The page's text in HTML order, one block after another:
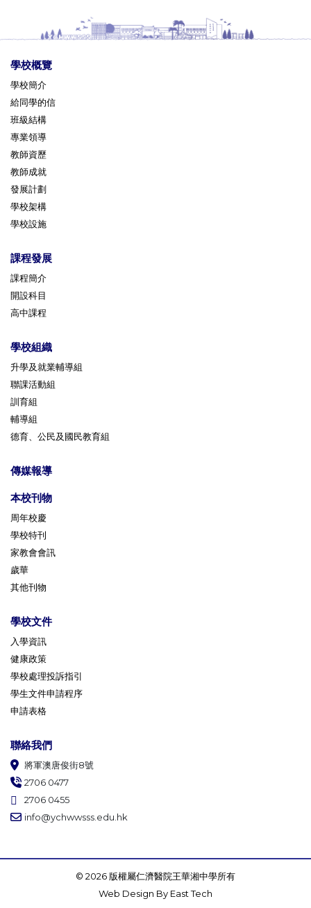
學校概覽
學校簡介
給同學的信
班級結構
專業領導
教師資歷
教師成就
發展計劃
學校架構
學校設施
課程發展
課程簡介
開設科目
高中課程
學校組織
升學及就業輔導組
聯課活動組
訓育組
輔導組
德育、公民及國民教育組
傳媒報導
本校刊物
周年校慶
學校特刊
家教會會訊
歲華
其他刊物
學校文件
入學資訊
健康政策
學校處理投訴指引
學生文件申請程序
申請表格
聯絡我們
將軍澳唐俊街8號
2706 0477
2706 0455
info@ychwwsss.edu.hk
© 2026 版權屬仁濟醫院王華湘中學所有
Web Design By East Tech